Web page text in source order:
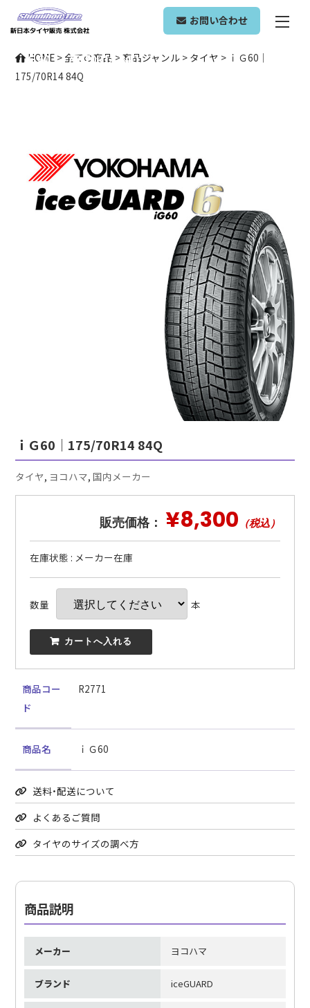
お問い合わせ
ONLINE SHOP
ｉＧ60｜175/70R14 84Q
HOME > 全ての商品 >商品ジャンル > タイヤ > ｉＧ60｜
175/70R14 84Q
ｉＧ60｜175/70R14 84Q
タイヤ, ヨコハマ,国内メーカー
販売価格： ¥8,300 （税込）
在庫状態 : メーカー在庫
数量 本
 カートへ入れる
商品コー
ド
R2771
商品名 ｉＧ60
送料・配送について
よくあるご質問
タイヤのサイズの調べ方
商品説明
メーカー ヨコハマ
ブランド iceGUARD